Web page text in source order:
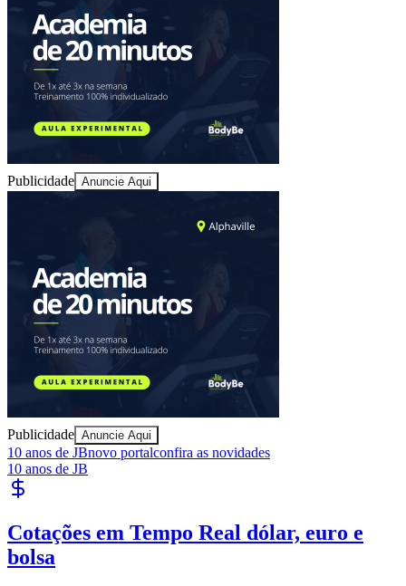
Juventude
Ceará
Publicidade Anuncie Aqui
Publicidade Anuncie Aqui
10 anos de JBnovo portalconfira as novidades
10 anos de JB
Cotações em Tempo Real dólar, euro e
bolsa